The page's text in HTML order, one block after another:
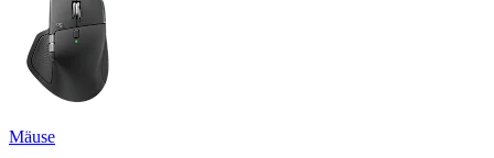
Mäuse